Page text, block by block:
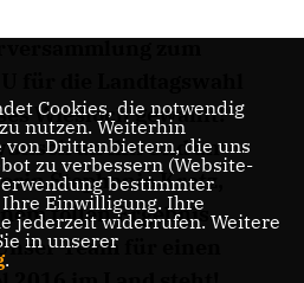
für die Landtagswahl
Wiesloch gewählt!
an ihn und an
Stephanie Kretz,
tollen Ergebnis
Team für einen
Cookies, die notwendig
nutzen. Weiterhin
von Drittanbietern, die uns
zu verbessern (Website-
bestimmter
Einwilligung. Ihre
jederzeit widerrufen. Weitere
in unserer
.